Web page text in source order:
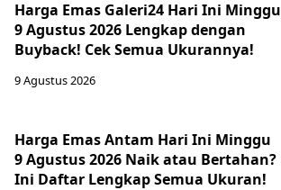
Harga Emas Galeri24 Hari Ini Minggu
9 Agustus 2026 Lengkap dengan
Buyback! Cek Semua Ukurannya!
9 Agustus 2026
Harga Emas Antam Hari Ini Minggu
9 Agustus 2026 Naik atau Bertahan?
Ini Daftar Lengkap Semua Ukuran!